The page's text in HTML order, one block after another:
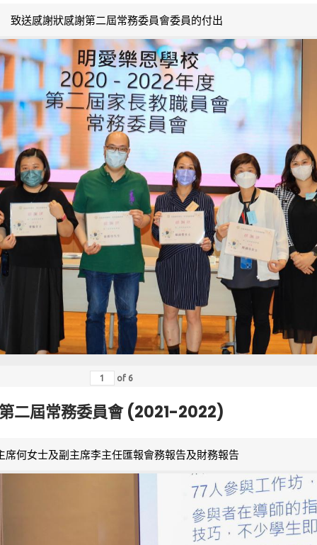
致送感謝狀感謝第二屆常務委員會委員的付出
of 6
二屆常務委員會 (2021-2022)
席何女士及副主席李主任匯報會務報告及財務報告